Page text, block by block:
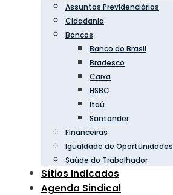
Assuntos Previdenciários
Cidadania
Bancos
Banco do Brasil
Bradesco
Caixa
HSBC
Itaú
Santander
Financeiras
Igualdade de Oportunidades
Saúde do Trabalhador
Sítios Indicados
Agenda Sindical